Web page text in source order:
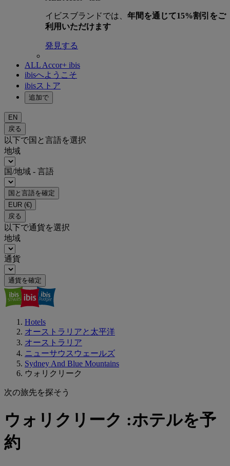
イビスブランドでは、 年間を通じて15%割引をご
利用いただけます
発見する
ALL Accor+ ibis
ibisへようこそ
ibisストア
追加で
EN
戻る
以下で国と言語を選択
地域
国/地域 - 言語
国と言語を確定
EUR (€)
戻る
以下で通貨を選択
地域
通貨
通貨を確定
Hotels
オーストラリアと太平洋
オーストラリア
ニューサウスウェールズ
Sydney And Blue Mountains
ウォリクリーク
次の旅先を探そう
ウォリクリーク :ホテルを予
約